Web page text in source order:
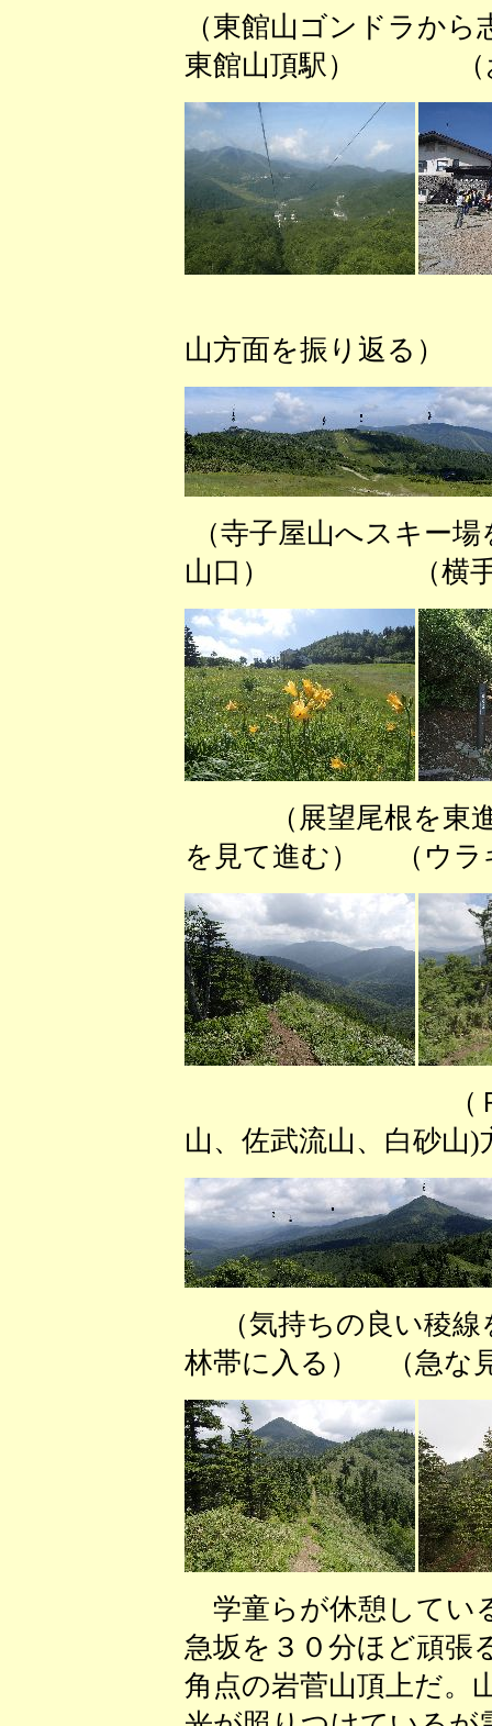
（東館山ゴンドラか
東館山頂駅） （お
山方面を振り返る）
（寺子屋山へス
山口） （横手山
（展望尾根を
を見て進む） （ウラ
（Ｐ２０８５
山、佐武流山、白砂山)
（気持ちの良い稜
林帯に入る） （急な
学童らが休憩してい
急坂を３０分ほど頑張
角点の岩菅山頂上だ。